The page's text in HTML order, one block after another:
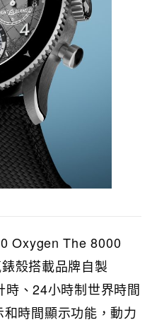
Oxygen The 8000
殼搭載品牌自製
、24小時制世界時間
時間顯示功能，動力